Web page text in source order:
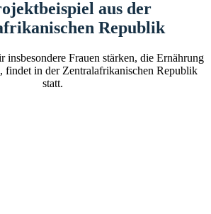
aus der
Republik
Frauen stärken, die Ernährung
findet in der Zentralafrikanischen Republik
statt.